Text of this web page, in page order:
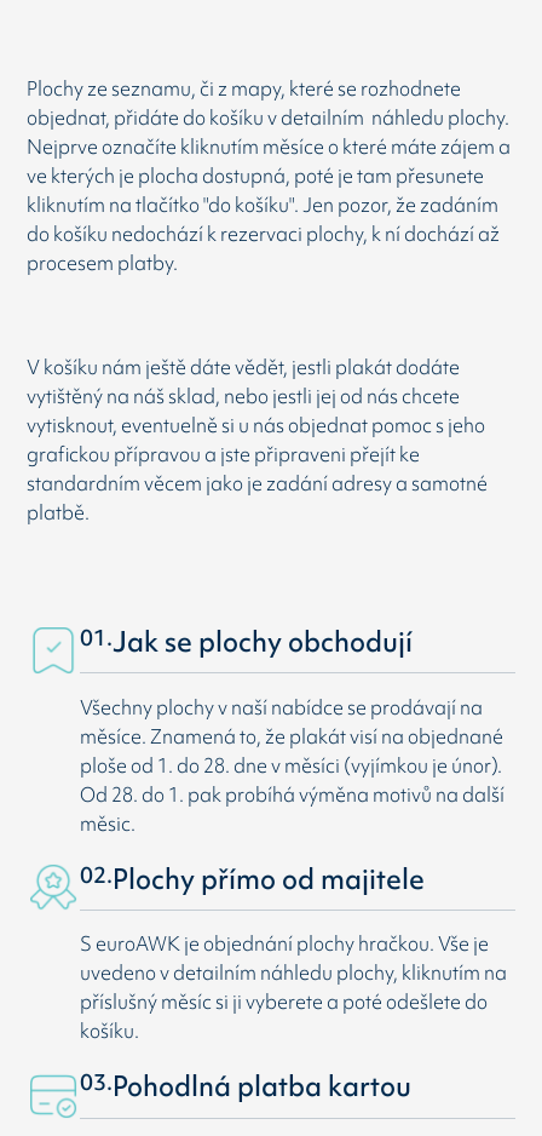
Plochy ze seznamu, či z mapy, které se rozhodnete
objednat, přidáte do košíku v detailním náhledu plochy.
Nejprve označíte kliknutím měsíce o které máte zájem a
ve kterých je plocha dostupná, poté je tam přesunete
kliknutím na tlačítko "do košíku". Jen pozor, že zadáním
do košíku nedochází k rezervaci plochy, k ní dochází až
procesem platby.
V košíku nám ještě dáte vědět, jestli plakát dodáte
vytištěný na náš sklad, nebo jestli jej od nás chcete
vytisknout, eventuelně si u nás objednat pomoc s jeho
grafickou přípravou a jste připraveni přejít ke
standardním věcem jako je zadání adresy a samotné
platbě.
01.Jak se plochy obchodují
Všechny plochy v naší nabídce se prodávají na
měsíce. Znamená to, že plakát visí na objednané
ploše od 1. do 28. dne v měsíci (vyjímkou je únor).
Od 28. do 1. pak probíhá výměna motivů na další
měsic.
02.Plochy přímo od majitele
S euroAWK je objednání plochy hračkou. Vše je
uvedeno v detailním náhledu plochy, kliknutím na
příslušný měsíc si ji vyberete a poté odešlete do
košíku.
03.Pohodlná platba kartou